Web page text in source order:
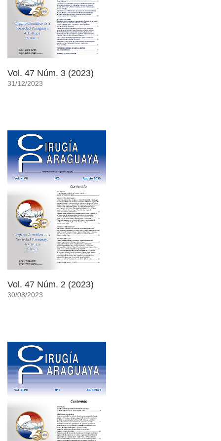
Vol. 47 Núm. 3 (2023)
31/12/2023
Vol. 47 Núm. 2 (2023)
30/08/2023